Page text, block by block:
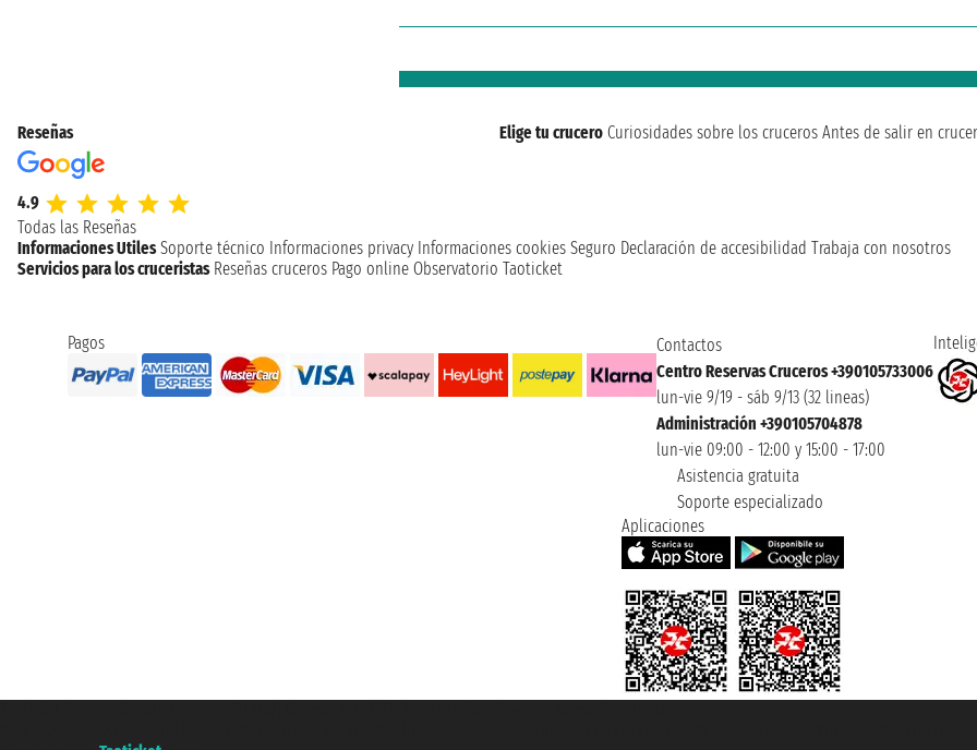
Reseñas
4.9
Todas las Reseñas
Elige tu crucero Curiosidades sobre los cruceros Antes de salir en
Informaciones Utiles Soporte técnico Informaciones privacy Informaciones cookies Seguro Declaración de accesibilidad Trabaja con nosotros
Servicios para los cruceristas Reseñas cruceros Pago online Observatorio Taoticket
Pagos
Contactos
Centro Reservas Cruceros +390105733006
lun-vie 9/19 - sáb 9/13 (32 lineas)
Administración +390105704878
lun-vie 09:00 - 12:00 y 15:00 - 17:00
Asistencia gratuita
Soporte especializado
Aplicaciones